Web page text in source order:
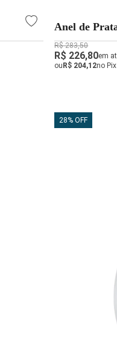
Anel de
R$ 283,50
R$ 226,80em
ou R$ 204,12no Pix
28% OFF